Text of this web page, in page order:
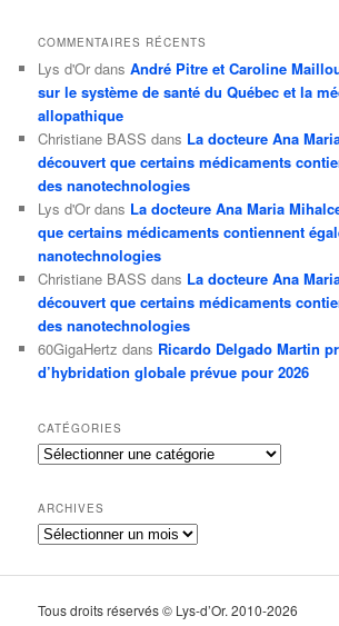
COMMENTAIRES RÉCENTS
Lys d'Or dansAndré Pitre et Caroline
sur le système de santé du Québec et la
allopathique
Christiane BASS dans La docteure Ana
découvert que certains médicaments
des nanotechnologies
Lys d'Or dans La docteure Ana Maria
que certains médicaments contiennent
nanotechnologies
Christiane BASS dans La docteure Ana
découvert que certains médicaments
des nanotechnologies
60GigaHertz dans Ricardo Delgado Martin
d’hybridation globale prévue pour 2026
CATÉGORIES
Catégories
ARCHIVES
Archives
Tous droits réservés © Lys-d’Or. 2010-2026